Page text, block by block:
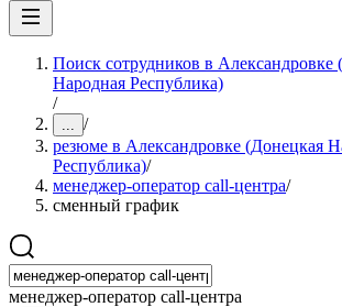
Поиск сотрудников в Александровке
Народная Республика)
/
... /
резюме в Александровке (Донецкая
Республика)/
менеджер-оператор call-центра/
сменный график
менеджер-оператор call-центра